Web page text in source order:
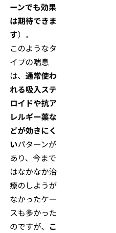
ーンでも効果
は期待できま
す）。
このようなタ
イプの喘息
は、 通常使わ
れる吸入ステ
ロイドや抗ア
レルギー薬な
どが効きにく
いパターンが
あり、今まで
はなかなか治
療のしようが
なかったケー
スも多かった
のですが、 こ